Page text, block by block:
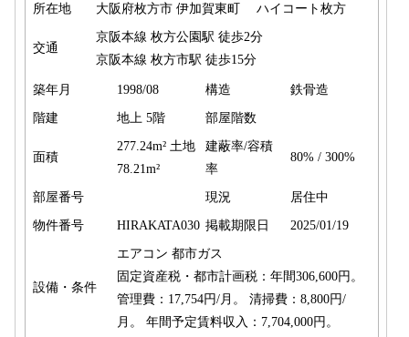
所在地 大阪府枚方市 伊加賀東町 ハイコート枚方
交通
京阪本線 枚方公園駅 徒歩2分
京阪本線 枚方市駅 徒歩15分
築年月 1998/08 構造 鉄骨造
階建 地上 5階 部屋階数
面積
277.24m² 土地
78.21m²
建蔽率/容積
率
80% / 300%
部屋番号 現況 居住中
物件番号 HIRAKATA030 掲載期限日 2025/01/19
設備・条件
エアコン 都市ガス
固定資産税・都市計画税：年間306,600円。
管理費：17,754円/月。 清掃費：8,800円/
月。 年間予定賃料収入：7,704,000円。